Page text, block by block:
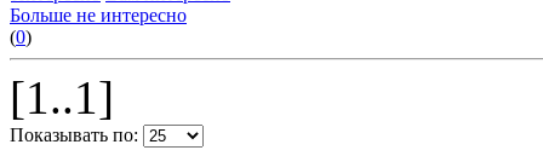
Больше не интересно
(0)
[1..1]
Показывать по: